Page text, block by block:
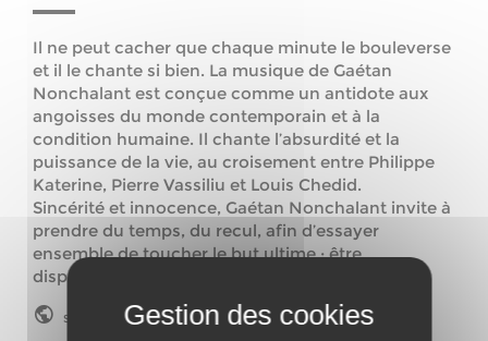
Il ne peut cacher que chaque minute le bouleverse
et il le chante si bien. La musique de Gaétan
Nonchalant est conçue comme un antidote aux
angoisses du monde contemporain et à la
condition humaine. Il chante l’absurdité et la
puissance de la vie, au croisement entre Philippe
Katerine, Pierre Vassiliu et Louis Chedid.
Sincérité et innocence, Gaétan Nonchalant invite à
prendre du temps, du recul, afin d’essayer
ensemble de toucher le but ultime : être
disponible, présent, en vie, en toute modestie.
Site web